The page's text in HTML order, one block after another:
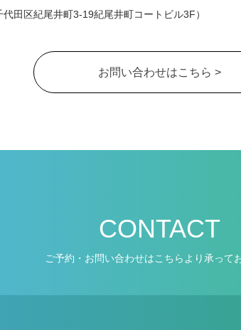
代田区紀尾井町3-19紀尾井町コートビル3F）
お問い合わせはこちら >
CONTACT
ご予約・お問い合わせはこちらより承って